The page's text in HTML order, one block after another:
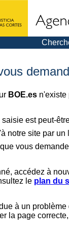
BOE.es n'existe
est peut-
notre site par
vous
accédez à
le plan du
à un
la page